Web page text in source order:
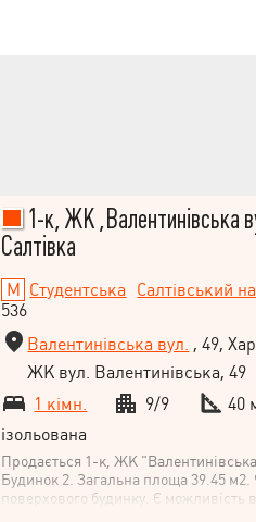
1-к, ЖК ,Валентинівська
Салтівка
Студентська Салтівський
536
Валентинівська вул. , 49,
ЖК вул. Валентинівська, 49
1 кімн.
9/9
40
ізольована
Продається 1-к, ЖК
Будинок 2. Загальна площа 39.45 м2.
поверхового будинку. Є можливість